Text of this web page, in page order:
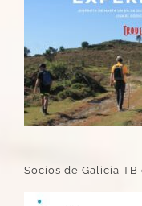
Socios de Galicia